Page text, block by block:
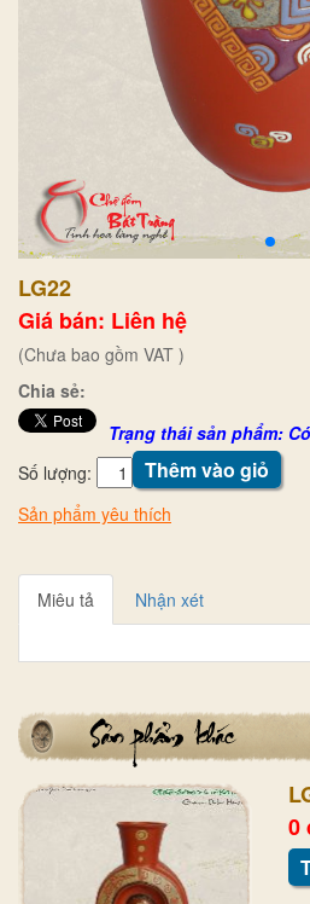
LG22
Giá bán: Liên hệ
(Chưa bao gồm VAT )
Chia sẻ:
Trạng thái sản phẩm:
Số lượng:
Thêm vào giỏ
Sản phẩm yêu thích
Miêu tả Nhận xét
0